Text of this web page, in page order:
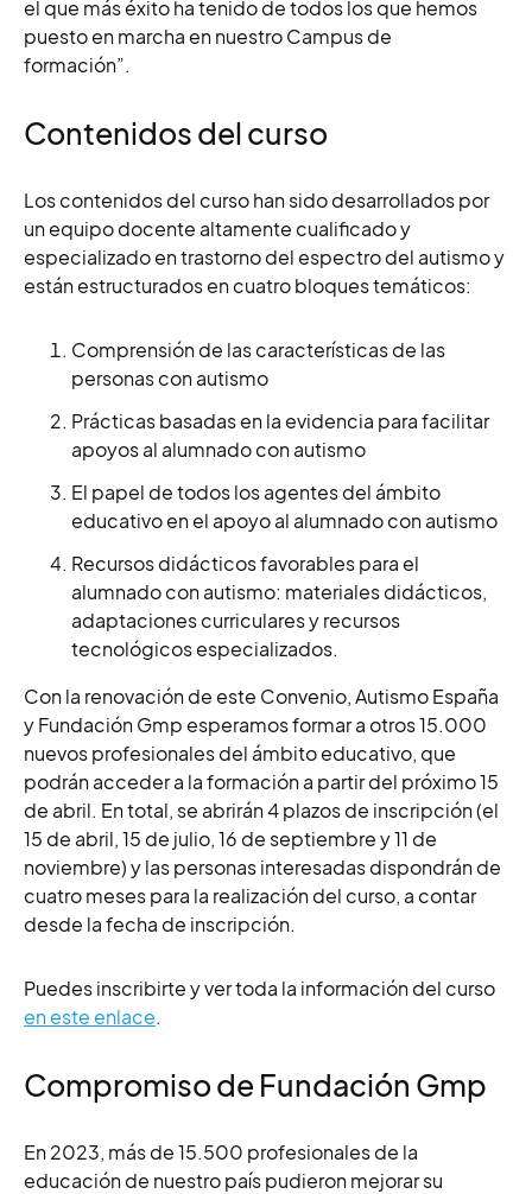
el que más éxito ha tenido de todos los que hemos
puesto en marcha en nuestro Campus de
formación”.
Contenidos del curso
Los contenidos del curso han sido desarrollados por
unequipo docente altamente cualificado y
especializado en trastorno del espectro del autismo y
están estructuradosen cuatro bloques temáticos:
Comprensión de las características de las
personas con autismo
Prácticas basadas en la evidencia para facilitar
apoyos al alumnado con autismo
El papel de todos los agentes del ámbito
educativo en el apoyo al alumnado con autismo
Recursos didácticos favorables para el
alumnado con autismo: materiales didácticos,
adaptaciones curriculares y recursos
tecnológicos especializados.
Con la renovación de este Convenio, Autismo España
y Fundación Gmp esperamos formar a otros 15.000
nuevos profesionales del ámbito educativo, que
podrán acceder a la formación a partir del próximo 15
de abril. En total, se abrirán 4 plazos de inscripción (el
15 de abril, 15 de julio, 16 de septiembre y 11 de
noviembre) y las personas interesadas dispondrán de
cuatro meses para la realización del curso, a contar
desde la fecha de inscripción.
Puedes inscribirte y ver toda la información del curso
en este enlace.
Compromiso de Fundación Gmp
En 2023, más de 15.500 profesionales de la
educación de nuestro país pudieron mejorar su